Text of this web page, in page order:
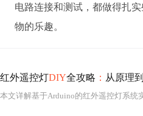
电路连接和测试，都做得扎
物的乐趣。
红外遥控灯DIY全攻略 ： 从原理